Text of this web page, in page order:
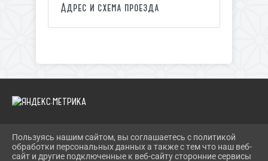
Адрес и схема проезда
2026 Г. SOLN-MKC.RU
ВХОД
Пользуясь нашим сайтом, вы соглашаетесь с политикой
обработки персональных данных а также с тем что наш веб-
сайт и другие подключенные к веб-сайту сторонние сервисы